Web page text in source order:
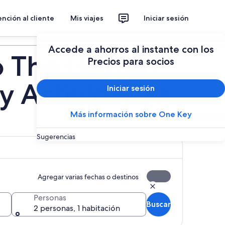
al cliente Mis viajes Iniciar sesión
Accede a ahorros al instante con los
Precios para socios
Iniciar sesión
Más información sobre One Key
Sugerencias
The Geffen
Actividades
Agregar varias fechas o destinos
Personas
2 personas, 1 habitación
Buscar